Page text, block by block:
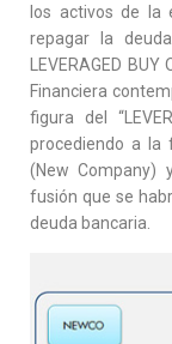
los activos de la
repagar la
LEVERAGED
Financiera
figura del
procediendo a la
(New Company)
fusión que se
deuda bancaria.